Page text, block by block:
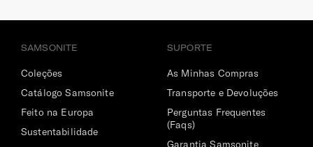
17.3" (⌀ 43.9cm)
SAMSONITE
Coleções
Catálogo Samsonite
Feito na Europa
Sustentabilidade
SUPORTE
As Minhas Compras
Transporte e Devoluções
Perguntas Frequentes
(Faqs)
Garantia Samsonite